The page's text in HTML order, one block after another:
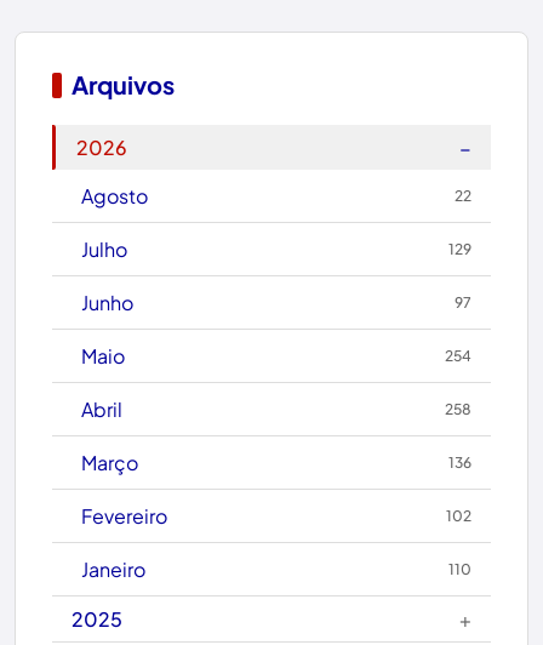
Boquira
Carinhanha
Arquivos
2026
−
Agosto
22
Julho 129
Junho 97
Maio 254
Abril 258
Março 136
Fevereiro 102
Janeiro 110
2025
+